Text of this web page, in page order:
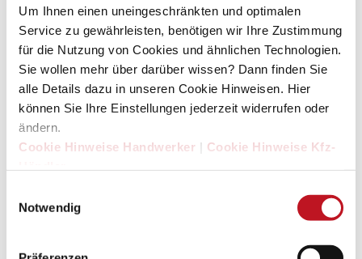
Um Ihnen einen uneingeschränkten und optimalen
Service zu gewährleisten, benötigen wir Ihre Zustimmung
für die Nutzung von Cookies und ähnlichen Technologien.
Sie wollen mehr über darüber wissen? Dann finden Sie
alle Details dazu in unseren Cookie Hinweisen. Hier
können Sie Ihre Einstellungen jederzeit widerrufen oder
ändern.
Cookie Hinweise Handwerker | Cookie Hinweise Kfz-
Notwendig
werden können. Die Nutzungsberechtigung ist persönlich
und darf nicht auf Dritte übertragen werden.
(5)Der Nutzer ist verpflichtet, der SDH unverzüglich
mitzuteilen, wenn die Voraussetzungen für die
Registrierung gemäß§ 3entfallen, also insbesondere
Handwerksbetriebe aus der Handwerksrolle oder aus dem
geschlossenen Nutzerbereich mit Wirkung des Wegfalls der